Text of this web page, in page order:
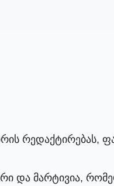
რედაქტირებას,
და მარტივია,